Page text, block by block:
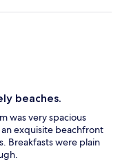
beaches.
was very spacious
exquisite beachfront
Breakfasts were plain